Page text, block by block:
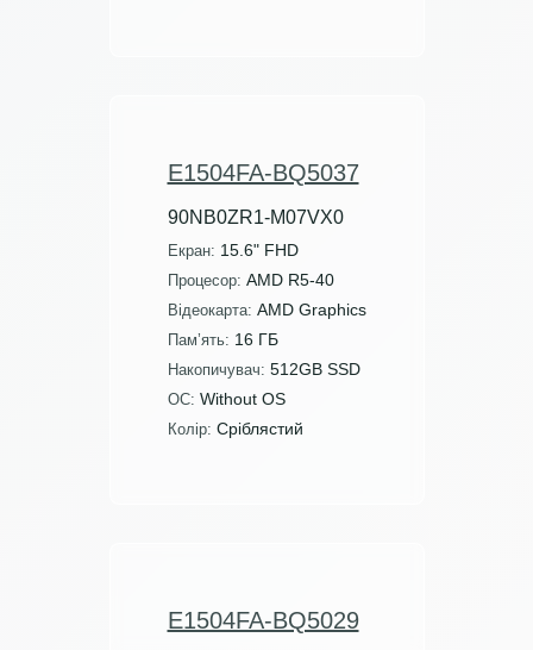
E1504FA-BQ5037
90NB0ZR1-M07VX0
Екран: 15.6" FHD
Процесор: AMD R5-40
Відеокарта: AMD Graphics
Пам’ять: 16 ГБ
Накопичувач: 512GB SSD
ОС: Without OS
Колір: Сріблястий
E1504FA-BQ5029